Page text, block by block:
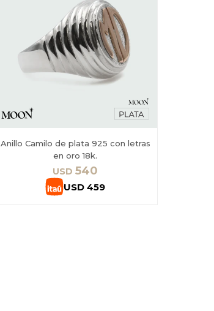
Anillo Camilo de plata 925 con letras
en oro 18k.
USD 540
USD 459